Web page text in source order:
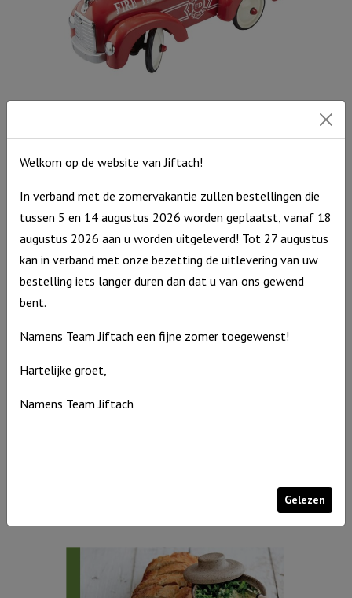
99,95
Welkom op de website van Jiftach!
In verband met de zomervakantie zullen bestellingen die
tussen 5 en 14 augustus 2026 worden geplaatst, vanaf 18
augustus 2026 aan u worden uitgeleverd! Tot 27 augustus
kan in verband met onze bezetting de uitlevering van uw
bestelling iets langer duren dan dat u van ons gewend
bent.
Namens Team Jiftach een fijne zomer toegewenst!
Hartelijke groet,
Namens Team Jiftach
Gelezen